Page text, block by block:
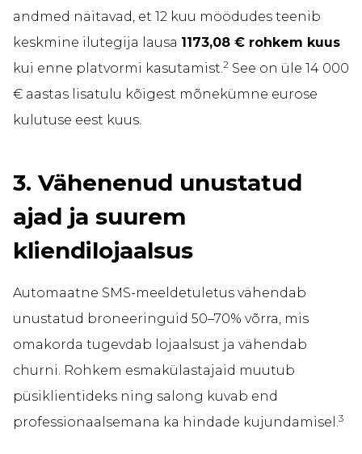
andmed näitavad, et 12 kuu möödudes teenib
keskmine ilutegija lausa 1173,08 € rohkem kuus
kui enne platvormi kasutamist.2 See on üle 14 000
€ aastas lisatulu kõigest mõnekümne eurose
kulutuse eest kuus.
3. Vähenenud unustatud
ajad ja suurem
kliendilojaalsus
Automaatne SMS-meeldetuletus vähendab
unustatud broneeringuid 50–70% võrra, mis
omakorda tugevdab lojaalsust ja vähendab
churni. Rohkem esmakülastajaid muutub
püsiklientideks ning salong kuvab end
professionaalsemana ka hindade kujundamisel.3